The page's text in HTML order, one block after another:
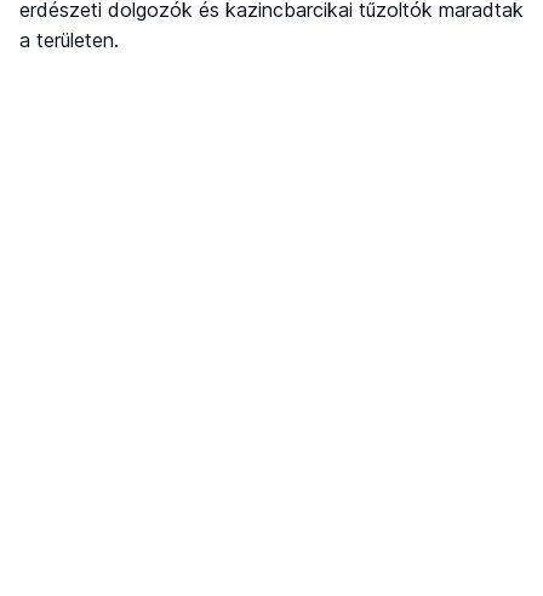
erdészeti dolgozók és kazincbarcikai tűzoltók maradtak
a területen.